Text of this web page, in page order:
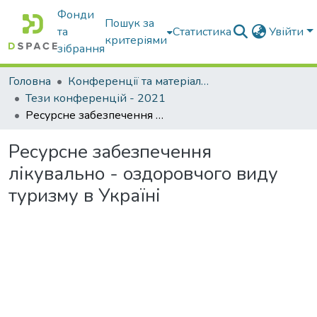
Фонди
та
зібрання
Пошук за
критеріями
Статистика Увійти
Головна
Конференції та матеріали конференцій
Тези конференцій - 2021
Ресурсне забезпечення лікувально - оздоровчого виду туризму в Україні
Ресурсне забезпечення
лікувально - оздоровчого виду
туризму в Україні